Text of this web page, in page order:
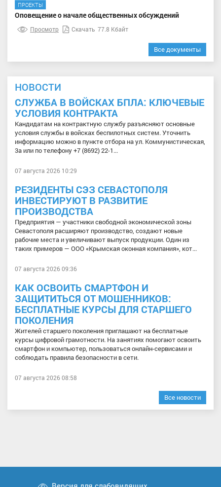
ПРОЕКТЫ
Оповещение о начале общественных обсуждений
Просмотр Скачать 77.8 Кбайт
Все документы
НОВОСТИ
СЛУЖБА В ВОЙСКАХ БПЛА: КЛЮЧЕВЫЕ
УСЛОВИЯ КОНТРАКТА
Кандидатам на контрактную службу разъясняют основные
условия службы в войсках беспилотных систем. Уточнить
информацию можно в пункте отбора на ул. Коммунистическая,
3а или по телефону +7 (8692) 22-1...
07 августа 2026 10:29
РЕЗИДЕНТЫ СЭЗ СЕВАСТОПОЛЯ
ИНВЕСТИРУЮТ В РАЗВИТИЕ
ПРОИЗВОДСТВА
Предприятия — участники свободной экономической зоны
Севастополя расширяют производство, создают новые
рабочие места и увеличивают выпуск продукции. Один из
таких примеров — ООО «Крымская оконная компания», кот...
07 августа 2026 09:36
КАК ОСВОИТЬ СМАРТФОН И
ЗАЩИТИТЬСЯ ОТ МОШЕННИКОВ:
БЕСПЛАТНЫЕ КУРСЫ ДЛЯ СТАРШЕГО
ПОКОЛЕНИЯ
Жителей старшего поколения приглашают на бесплатные
курсы цифровой грамотности. На занятиях помогают освоить
смартфон и компьютер, пользоваться онлайн-сервисами и
соблюдать правила безопасности в сети.
07 августа 2026 08:58
Все новости